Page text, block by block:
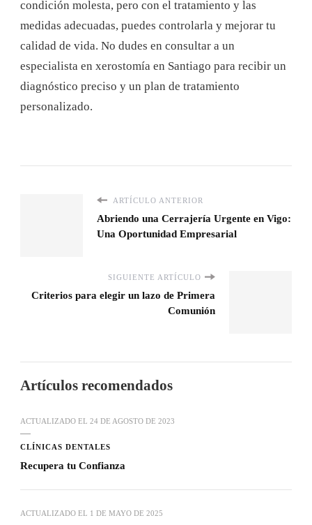
condición molesta, pero con el tratamiento y las
medidas adecuadas, puedes controlarla y mejorar tu
calidad de vida. No dudes en consultar a un
especialista en xerostomía en Santiago para recibir un
diagnóstico preciso y un plan de tratamiento
personalizado.
ARTÍCULO ANTERIOR
Abriendo una Cerrajería Urgente en Vigo:
Una Oportunidad Empresarial
SIGUIENTE ARTÍCULO
Criterios para elegir un lazo de Primera
Comunión
Artículos recomendados
ACTUALIZADO EL 24 DE AGOSTO DE 2023
CLÍNICAS DENTALES
Recupera tu Confianza
ACTUALIZADO EL 1 DE MAYO DE 2025